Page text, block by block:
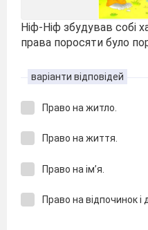
Ніф-Ніф збудував собі
права поросяти було
варіанти відповідей
Право на житло.
Право на життя.
Право на ім’я.
Право на відпочинок і